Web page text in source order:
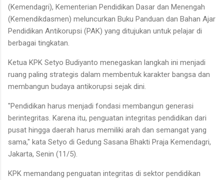
(Kemendagri), Kementerian Pendidikan Dasar dan Menengah
(Kemendikdasmen) meluncurkan Buku Panduan dan Bahan Ajar
Pendidikan Antikorupsi (PAK) yang ditujukan untuk pelajar di
berbagai tingkatan.
Ketua KPK Setyo Budiyanto menegaskan langkah ini menjadi
ruang paling strategis dalam membentuk karakter bangsa dan
membangun budaya antikorupsi sejak dini.
"Pendidikan harus menjadi fondasi membangun generasi
berintegritas. Karena itu, penguatan integritas pendidikan dari
pusat hingga daerah harus memiliki arah dan semangat yang
sama," kata Setyo di Gedung Sasana Bhakti Praja Kemendagri,
Jakarta, Senin (11/5).
KPK memandang penguatan integritas di sektor pendidikan